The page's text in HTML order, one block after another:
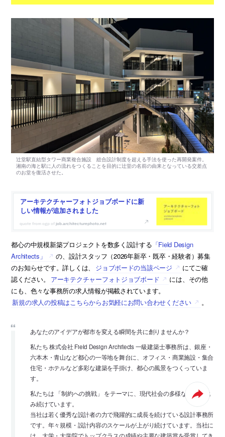
アーキテクチャーフォトジョブボードに新
しい情報が追加されました
job.architecturephoto.net
都心の中規模新築プロジェクトを数多く設計する 「Field Design
Architects」
の、設計スタッフ（2026年新卒・既卒・経験者）募集
のお知らせです。詳しくは、
ジョブボードの当該ページ
にてご確
認ください。
アーキテクチャーフォトジョブボード
には、その他
にも、色々な事務所の求人情報が掲載されています。
新規の求人の投稿はこちらからお気軽にお問い合わせください
。
あなたのアイデアが都市を変える瞬間を共に創りませんか？
私たち 株式会社 Field Design Architects 一級建築士事務所は、銀座・
六本木・青山など都心の一等地を舞台に、オフィス・商業施設・集合
住宅・ホテルなど多彩な建築を手掛け、都心の風景をつくっていま
す。
私たちは 「制約への挑戦」 をテーマに、現代社会の多様な課題へ挑
み続けています。
当社は若く優秀な設計者の力で飛躍的に成長を続けている設計事務所
です。年々規模・設計内容のスケールが上がり続けています。当社に